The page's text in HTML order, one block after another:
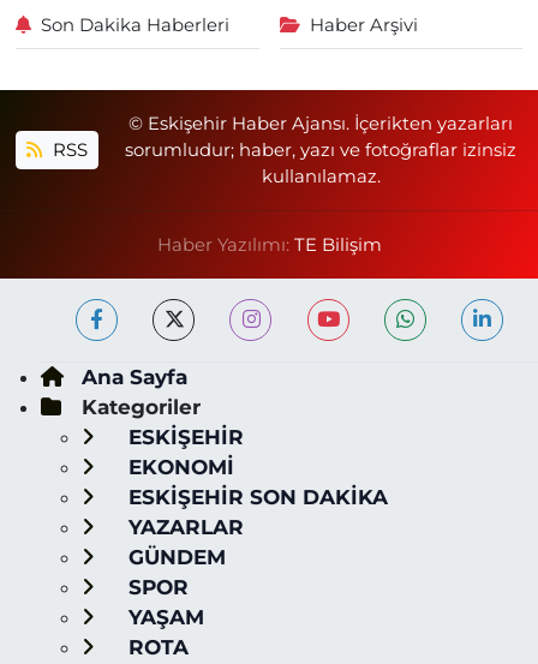
Son Dakika Haberleri Haber Arşivi
RSS
© Eskişehir Haber Ajansı. İçerikten yazarları
sorumludur; haber, yazı ve fotoğraflar izinsiz
kullanılamaz.
Haber Yazılımı: TE Bilişim
Ana Sayfa
Kategoriler
ESKİŞEHİR
EKONOMİ
ESKİŞEHİR SON DAKİKA
YAZARLAR
GÜNDEM
SPOR
YAŞAM
ROTA